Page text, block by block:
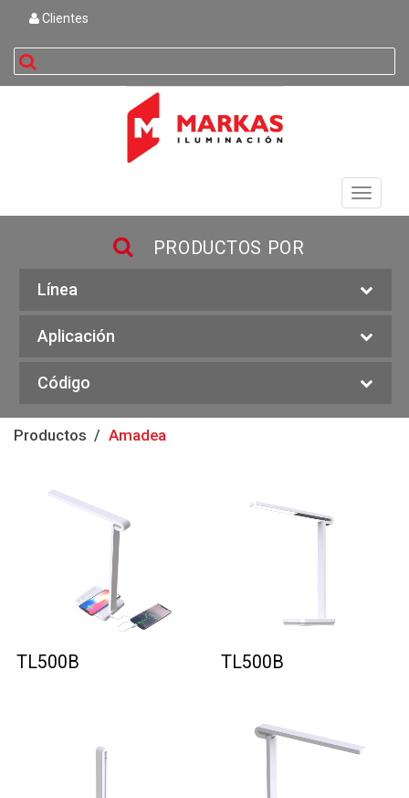
Clientes
buscar
Toggle
PRODUCTOS POR
Línea
Aplicación
Código
Productos Amadea
TL500B TL500B